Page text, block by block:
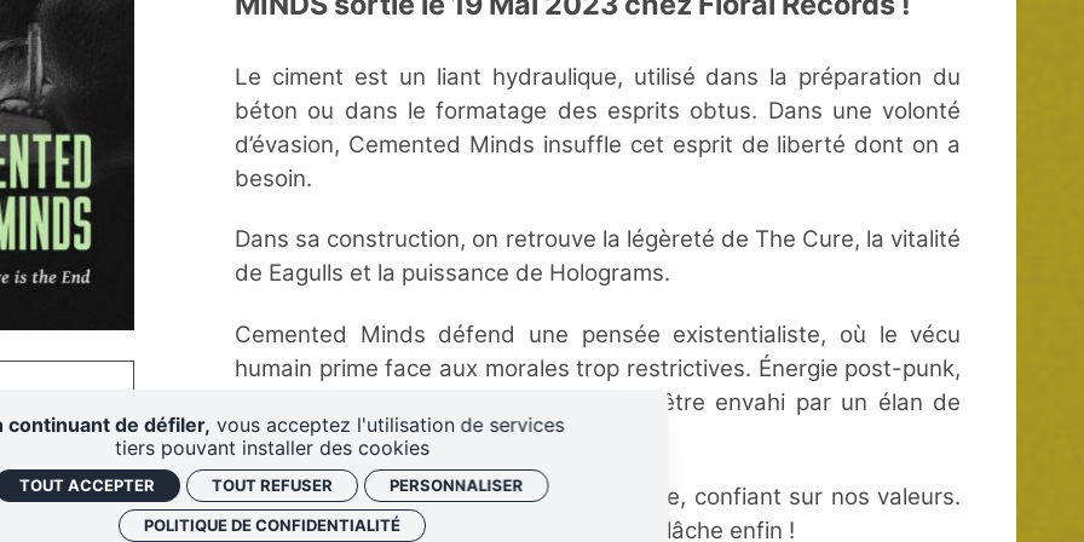
Le ciment est un liant hydraulique, utilisé dans la préparation du
béton ou dans le formatage des esprits obtus. Dans une volonté
d’évasion, Cemented Minds insuffle cet esprit de liberté dont on a
besoin.
Dans sa construction, on retrouve la légèreté de The Cure, la vitalité
de Eagulls et la puissance de Holograms.
Cemented Minds défend une pensée existentialiste, où le vécu
humain prime face aux morales trop restrictives. Énergie post-punk,
envolées de parpaings, la promesse d’être envahi par un élan de
rébellion où rien ne nous arrête.
Sans concession, on poursuit notre route, confiant sur nos valeurs.
On libère nos esprits verrouillés et on se lâche enfin !
continuant de défiler, vous acceptez l'utilisation de services
tiers pouvant installer des cookies
TOUT ACCEPTER TOUT REFUSER PERSONNALISER
POLITIQUE DE CONFIDENTIALITÉ